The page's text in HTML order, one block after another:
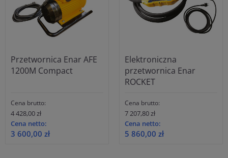
Przetwornica Enar AFE
1200M Compact
Cena brutto:
4 428,00 zł
Cena netto:
3 600,00 zł
Elektroniczna
przetwornica Enar
ROCKET
Cena brutto:
7 207,80 zł
Cena netto:
5 860,00 zł